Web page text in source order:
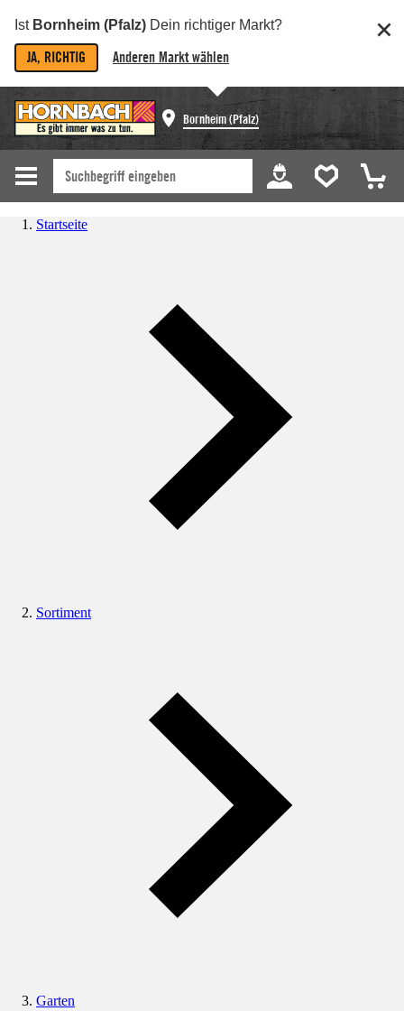
Ist Bornheim (Pfalz) Dein richtiger Markt?
JA, RICHTIG Anderen Markt wählen
Bornheim (Pfalz)
Startseite
Sortiment
Garten